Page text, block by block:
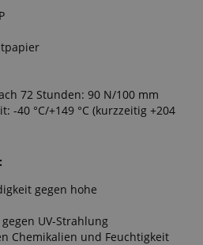
72 Stunden: 90 N/100 mm
-40 °C/+149 °C (kurzzeitig +204
gegen hohe
UV-Strahlung
Chemikalien und Feuchtigkeit